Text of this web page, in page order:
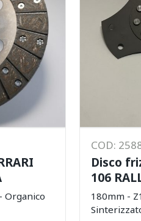
Organico
COD:
Disco
106
180mm -